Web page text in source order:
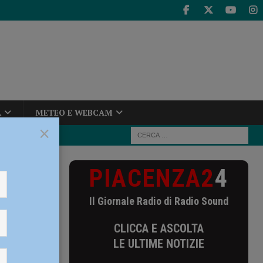
METEO E WEBCAM
per il
PIACENZA24
Il Giornale Radio di Radio Sound
CLICCA E ASCOLTA
LE ULTIME NOTIZIE
×